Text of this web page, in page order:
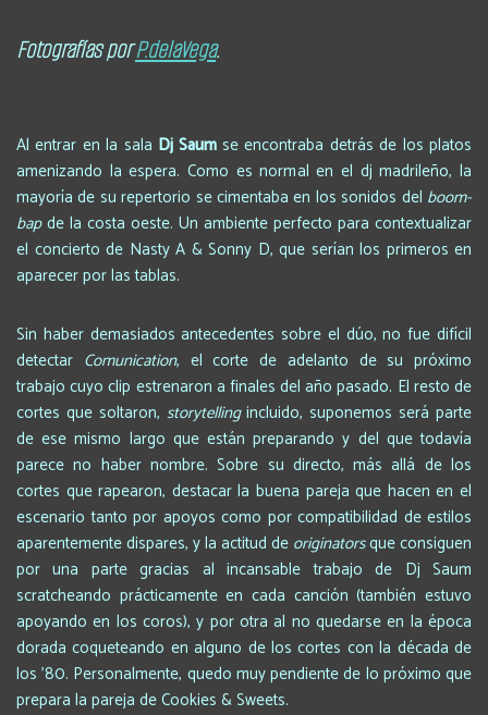
Fotografías porP.delaVega.
Al entrar en la sala Dj Saumse encontraba detrás de los platos
amenizando la espera. Como es normal en el dj madrileño, la
mayoría de su repertorio se cimentaba en los sonidos del boom-
bapde la costa oeste. Un ambiente perfecto para contextualizar
el concierto de Nasty A & Sonny D, que serían los primeros en
aparecer por las tablas.
Sin haber demasiados antecedentes sobre el dúo, no fue difícil
detectar Comunication, el corte de adelanto de su próximo
trabajo cuyo clip estrenaron a finales del año pasado. El resto de
cortes que soltaron, storytellingincluido, suponemos será parte
de ese mismo largo que están preparando y del que todavía
parece no haber nombre. Sobre su directo, más allá de los
cortes que rapearon, destacar la buena pareja que hacen en el
escenario tanto por apoyos como por compatibilidad de estilos
aparentemente dispares, y la actitud de originatorsque consiguen
por una parte gracias al incansable trabajo de Dj Saum
scratcheando prácticamente en cada canción (también estuvo
apoyando en los coros), y por otra al no quedarse en la época
dorada coqueteando en alguno de los cortes con la década de
los ’80. Personalmente, quedo muy pendiente de lo próximo que
prepara la pareja de Cookies & Sweets.